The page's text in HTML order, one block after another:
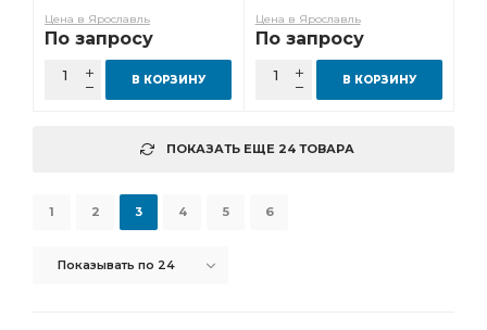
Цена в Ярославль
По запросу
В КОРЗИНУ
Цена в Ярославль
По запросу
В КОРЗИНУ
ПОКАЗАТЬ ЕЩЕ 24 ТОВАРА
Показывать по 24
1 2 3 4 5 6